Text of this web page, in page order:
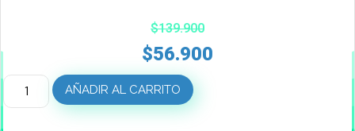
$139.900
$56.900
AÑADIR AL CARRITO